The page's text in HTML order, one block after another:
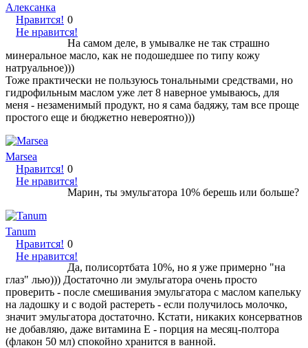
Алексанка
Нравится!
Не нравится!
0
На самом деле, в умывалке не так страшно
минеральное масло, как не подошедшее по типу кожу
натруальное)))
Тоже практически не пользуюсь тональными средствами, но
гидрофильным маслом уже лет 8 наверное умываюсь, для
меня - незаменимый продукт, но я сама бадяжу, там все проще
простого еще и бюджетно невероятно)))
Marsea
Нравится!
Не нравится!
0
Марин, ты эмульгатора 10% берешь или больше?
Tanum
Нравится!
Не нравится!
0
Да, полисортбата 10%, но я уже примерно "на
глаз" лью))) Достаточно ли эмульгатора очень просто
проверить - после смешивания эмульгатора с маслом капельку
на ладошку и с водой растереть - если получилось молочко,
значит эмульгатора достаточно. Кстати, никаких консерватнов
не добавляю, даже витамина Е - порция на месяц-полтора
(флакон 50 мл) спокойно хранится в ванной.